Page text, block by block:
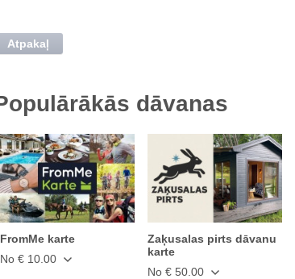
Atpakaļ
dāvanas
FromMe karte
No € 10.00
Zaķusalas pirts dāvanu
karte
No € 50.00